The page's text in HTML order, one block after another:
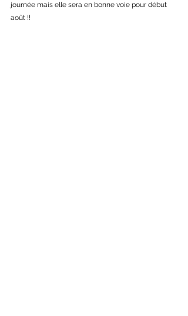
journée mais elle sera en bonne voie pour début
août !!